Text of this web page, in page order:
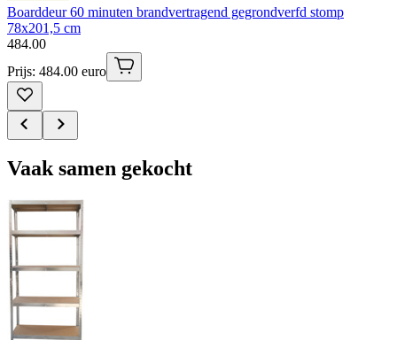
Boarddeur 60 minuten brandvertragend gegrondverfd stomp
78x201,5 cm
484.00
Prijs: 484.00 euro
Vaak samen gekocht